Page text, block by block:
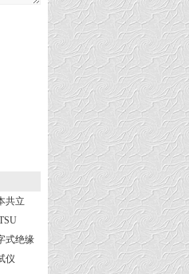
共立
式绝缘
仪